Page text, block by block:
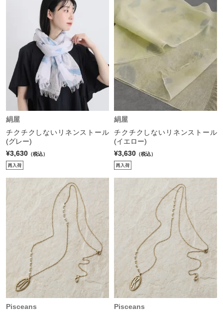
絹屋
チクチクしないリネンストール
(グレー)
¥3,630 （税込）
絹屋
チクチクしないリネンストール
(イエロー)
¥3,630 （税込）
Pisceans
Pisceans